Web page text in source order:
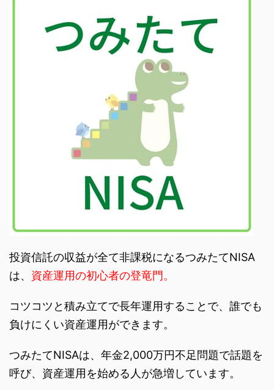
投資信託の収益が全て非課税になるつみたてNISA
は、 資産運用の初心者の登竜門。
コツコツと積み立てで長年運用することで、誰でも
負けにくい資産運用ができます。
つみたてNISAは、年金2,000万円不足問題で話題を
呼び、資産運用を始める人が急増しています。